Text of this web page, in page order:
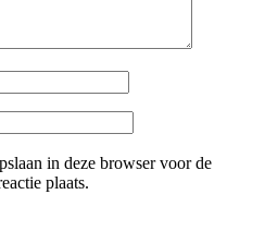
in deze browser voor de
plaats.